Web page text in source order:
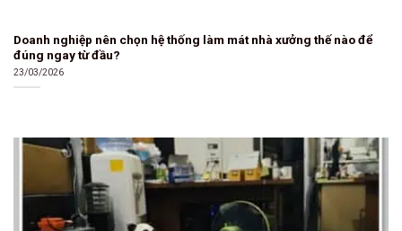
Doanh nghiệp nên chọn hệ thống làm mát nhà xưởng thế nào để
đúng ngay từ đầu?
23/03/2026